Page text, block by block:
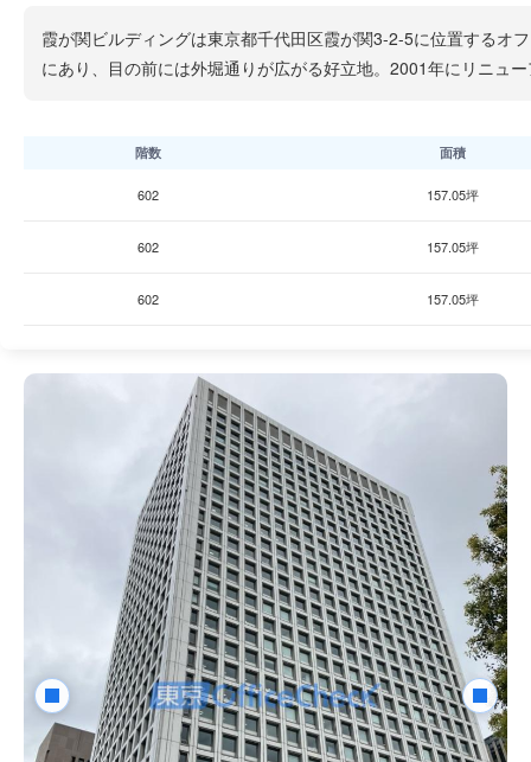
霞が関ビルディングは東京都千代田区霞が関3-2-5に位置するオ
にあり、目の前には外堀通りが広がる好立地。2001年にリニュ
階数 面積
602 157.05坪
602 157.05坪
602 157.05坪